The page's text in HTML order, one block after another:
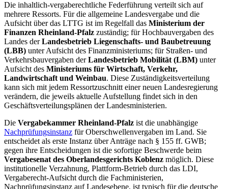
Die inhaltlich-vergaberechtliche Federführung verteilt sich auf
mehrere Ressorts. Für die allgemeine Landesvergabe und die
Aufsicht über das LTTG ist im Regelfall das Ministerium der
Finanzen Rheinland-Pfalz zuständig; für Hochbauvergaben des
Landes derLandesbetrieb Liegenschafts- und Baubetreuung
(LBB) unter Aufsicht des Finanzministeriums; für Straßen- und
Verkehrsbauvergaben derLandesbetrieb Mobilität (LBM) unter
Aufsicht des Ministeriums für Wirtschaft, Verkehr,
Landwirtschaft und Weinbau. Diese Zuständigkeitsverteilung
kann sich mit jedem Ressortzuschnitt einer neuen Landesregierung
verändern, die jeweils aktuelle Aufstellung findet sich in den
Geschäftsverteilungsplänen der Landesministerien.
Die Vergabekammer Rheinland-Pfalz ist die unabhängige
Nachprüfungsinstanz für Oberschwellenvergaben im Land. Sie
entscheidet als erste Instanz über Anträge nach § 155 ff. GWB;
gegen ihre Entscheidungen ist die sofortige Beschwerde beim
Vergabesenat des Oberlandesgerichts Koblenz möglich. Diese
institutionelle Verzahnung, Plattform-Betrieb durch das LDI,
Vergaberecht-Aufsicht durch die Fachministerien,
Nachprüfungsinstanz auf Landesebene, ist typisch für die deutsche